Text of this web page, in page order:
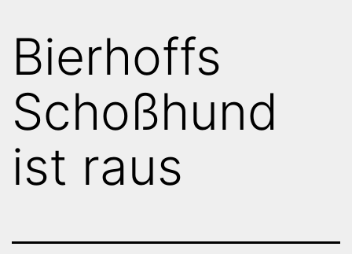
Bierhoffs
Schoßhund
ist raus